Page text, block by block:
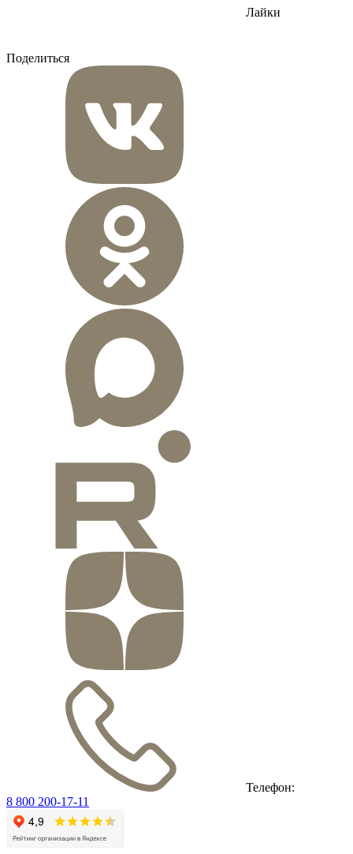
Лайки
Поделиться
Телефон:
8 800 200-17-11